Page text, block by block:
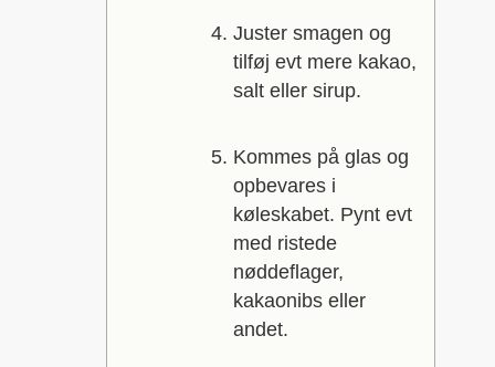
Juster smagen og
tilføj evt mere kakao,
salt eller sirup.
Kommes på glas og
opbevares i
køleskabet. Pynt evt
med ristede
nøddeflager,
kakaonibs eller
andet.